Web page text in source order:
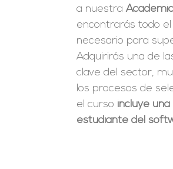
a nuestra
encontrarás todo
necesario para
Adquirirás una de
clave del sector,
los procesos de
el curso incluye
estudiante del